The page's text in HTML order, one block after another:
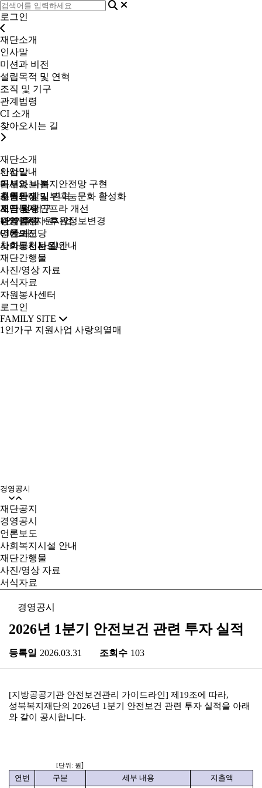
로그인
재단소개
인사말
미션과 비전
설립목적 및 연혁
조직 및 기구
관계법령
CI 소개
찾아오시는 길
재단소개
인사말
미션과 비전
설립목적 및 연혁
조직 및 기구
관계법령
CI 소개
찾아오시는 길
사업안내
틈새없는 복지안전망 구현
지역상생 기부나눔문화 활성화
지역복지 인프라 개선
1인가구 지원사업
기부와 나눔
후원안내
모금 현황
나의 후원 + 후원정보변경
명예의전당
사회공헌파트너
소통과 알림
재단공지
경영공시
언론보도
사회복지시설 안내
재단간행물
사진/영상 자료
서식자료
자원봉사센터
로그인
FAMILY SITE
1인가구 지원사업 사랑의열매
경영공시
재단공지
경영공시
언론보도
사회복지시설 안내
재단간행물
사진/영상 자료
서식자료
경영공시
2026년 1분기 안전보건 관련 투자 실적
등록일 2026.03.31 조회수 103
[지방공공기관 안전보건관리 가이드라인 ] 제 19조에 따라,
성북복지재단의 2026년 1 분기 안전보건 관련 투자 실적을 아래
와 같이 공시합니다.
[단위 : 원]
연번 구분 세부 내용 지출액